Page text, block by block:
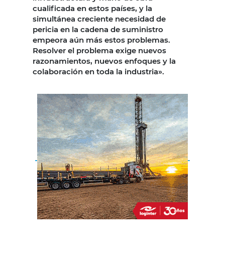
cualificada en estos países, y la
simultánea creciente necesidad de
pericia en la cadena de suministro
empeora aún más estos problemas.
Resolver el problema exige nuevos
razonamientos, nuevos enfoques y la
colaboración en toda la industria».